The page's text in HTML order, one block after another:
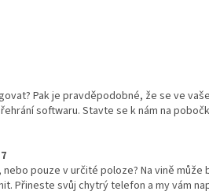
Pak je pravděpodobné, že se ve
softwaru. Stavte se k nám na
pouze v určité poloze? Na vině
Přineste svůj chytrý telefon a my vám